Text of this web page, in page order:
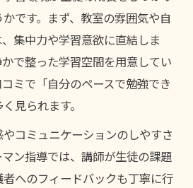
で限られた時間も有効活用
ートが部活生を応援する工夫
い塾の料金ポイント
を比較する際の注意点を解説
ン指導の費用対効果を考える
会金の仕組みと見落としがち
です。まず、教室の雰囲気や自
集中力や学習意欲に直結しま
で整った学習空間を用意してい
ミで「自分のペースで勉強でき
見られます。
コミュニケーションのしやすさ
ン指導では、講師が生徒の課題
へのフィードバックも丁寧に行